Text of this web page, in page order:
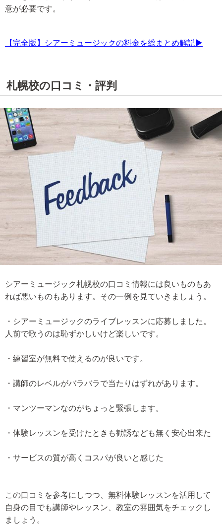
意が必要です。
【完全版】シアーミュージックの料金を総まとめ解説▶
札幌校の口コミ・評判
シアーミュージック札幌校の口コミ情報には良いものもあ
れば悪いものもあります。その一例を見ていきましょう。
・シアーミュージックのライブレッスンに応募しました。
人前で歌うのは恥ずかしいけど楽しいです。
・練習室が無料で使えるのが良いです。
・講師のレベルがバラバラで当たりはずれがあります。
・マンツーマンなのがちょっと緊張します。
・体験レッスンを受けたときも勧誘なども無く安心出来た
・サービスの質が高くコスパが良いと感じた
この口コミを参考にしつつ、無料体験レッスンを活用して
自身の目でも講師やレッスン、教室の雰囲気をチェックし
ましょう。